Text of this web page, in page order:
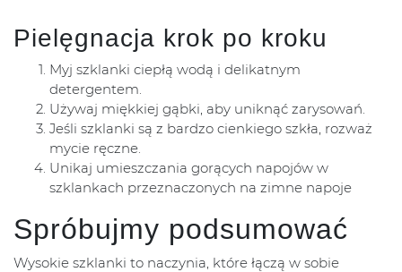
Pielęgnacja krok po kroku
Myj szklanki ciepłą wodą i delikatnym
detergentem.
Używaj miękkiej gąbki, aby uniknąć zarysowań.
Jeśli szklanki są z bardzo cienkiego szkła, rozważ
mycie ręczne.
Unikaj umieszczania gorących napojów w
szklankach przeznaczonych na zimne napoje
Spróbujmy podsumować
Wysokie szklanki to naczynia, które łączą w sobie